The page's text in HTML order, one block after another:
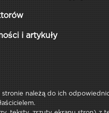
i artykuły
należą do ich